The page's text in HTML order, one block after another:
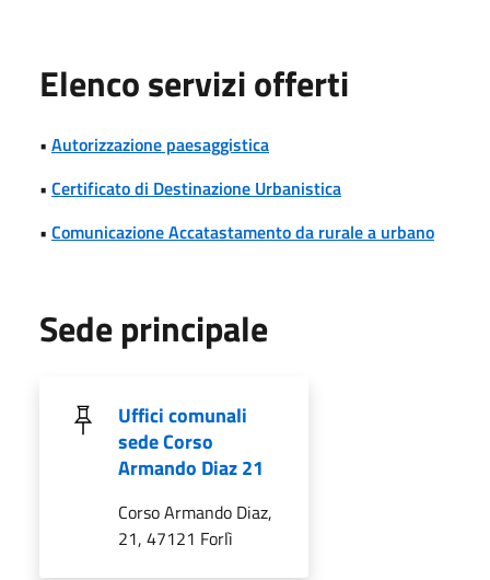
Elenco servizi offerti
• Autorizzazione paesaggistica
• Certificato di Destinazione Urbanistica
• Comunicazione Accatastamento da rurale a urbano
Sede principale
Uffici comunali
sede Corso
Armando Diaz 21
Corso Armando Diaz,
21, 47121 Forlì